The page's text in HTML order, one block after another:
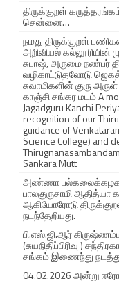
திருக்குறள்
சென்னை…
நமது திருக்குறள்
அறிவியல்
சுபாஷ், அருமை நண்பர்
வழிகாட்டுதலோடு
சுவாமிகளின் குரு
காஞ்சி சங்கர மடம் A
Jagadguru Kanchi
recognition of our
guidance of
Science College) and
Sankara Mutt
அண்ணா பல்கலைக்கழக
பாலகுருசாமி ஆதித்யா
ஆகியோரோடு
நடந்தேறியது.
பி.எஸ்.ஜி.ஆர்
(சுயநிதிப்பிரிவு )
சங்கம் இணைந்து
04.02.2026 அன்று